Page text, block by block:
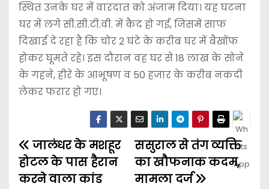
स्थित उनके घर में वारदात को अंजाम दिया। यह घटना
घर में लगे सी.सी.टी.वी. में कैद हो गई, जिसमें साफ
दिखाई दे रहा है कि चोर 2 घंटे के करीब घर में बैखोंफ
होकर घूमते रहे। इस दौरान वह घर से 18 लाख के सोने
के गहने, हीरे के आभूषण व 50 हजार के करीब नकदी
लेकर फरार हो गए।
ससुराल से तंग व्यक्ति
का खौफनाक कदम,
मामला दर्ज
जालंधर के मशहूर
होटल के पास हैरान
करने वाला कांड